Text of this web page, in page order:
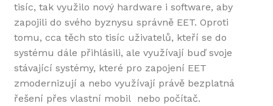
tisíc, tak využilo nový hardware i software, aby
zapojili do svého byznysu správně EET. Oproti
tomu, cca těch sto tisíc uživatelů, kteří se do
systému dále přihlásili, ale využívají buď svoje
stávající systémy, které pro zapojení EET
zmodernizují a nebo využívají právě bezplatná
řešení přes vlastní mobil nebo počítač.